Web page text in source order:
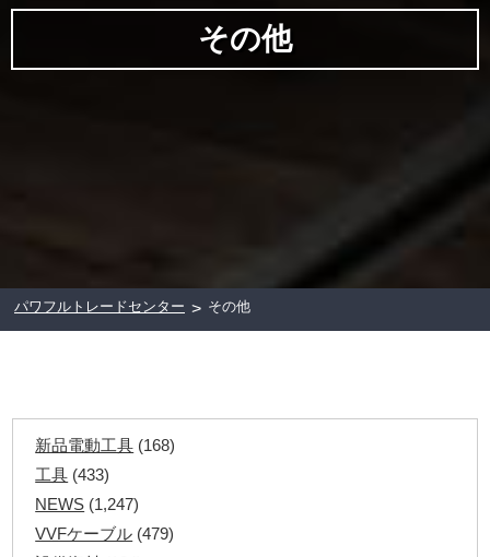
その他
パワフルトレードセンター > その他
新品電動工具 (168)
工具 (433)
NEWS (1,247)
VVFケーブル (479)